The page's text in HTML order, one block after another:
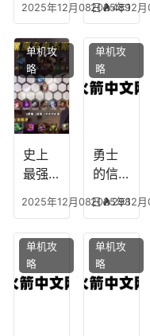
凡，
梦幻
十二
生肖
2025年12月08日 489
任务
攻
略，
魔兽
世界
2025年12
史上
最强
容搭
配，
最强
法师
2025年12月08日 298
单机攻
略
勇士
的信
物技
能，
勇士
的信
仰宠
2025年12
单机攻
略
单机攻
略
单机攻
略